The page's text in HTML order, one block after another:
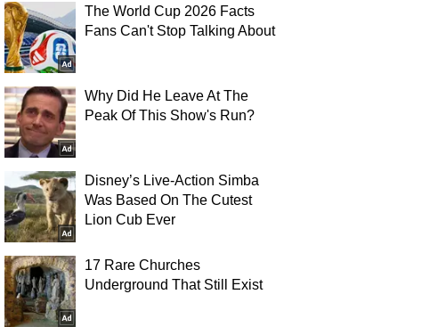
The World Cup 2026 Facts
Fans Can't Stop Talking About
Why Did He Leave At The
Peak Of This Show's Run?
Disney’s Live-Action Simba
Was Based On The Cutest
Lion Cub Ever
17 Rare Churches
Underground That Still Exist